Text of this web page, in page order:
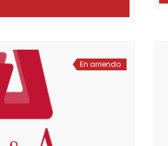
En arriendo